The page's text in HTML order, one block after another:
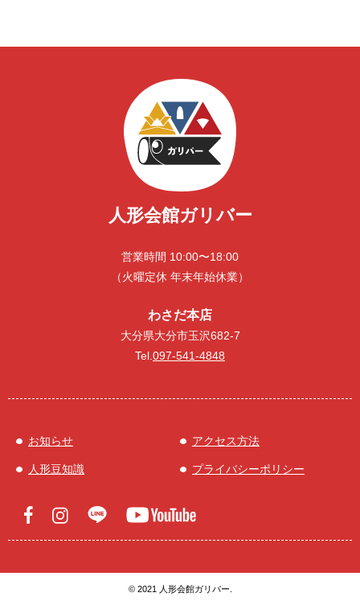
人形会館ガリバー
営業時間 10:00〜18:00
（火曜定休 年末年始休業）
わさだ本店
大分県大分市玉沢682-7
Tel. 097-541-4848
お知らせ アクセス方法
人形豆知識 プライバシーポリシー
© 2021 人形会館ガリバー.